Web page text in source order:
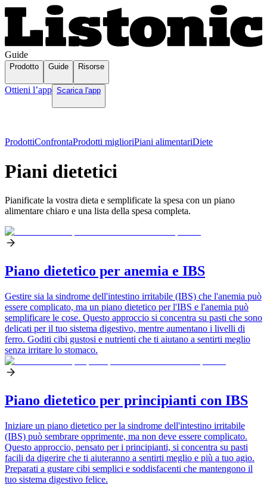
Guide
Prodotto Guide Risorse
Ottieni l’app Scarica l'app
ProdottiConfrontaProdotti miglioriPiani alimentariDiete
Piani dietetici
Pianificate la vostra dieta e semplificate la spesa con un piano
alimentare chiaro e una lista della spesa completa.
Piano dietetico per anemia e IBS
Gestire sia la sindrome dell'intestino irritabile (IBS) che l'anemia può
essere complicato, ma un piano dietetico per l'IBS e l'anemia può
semplificare le cose. Questo approccio si concentra su pasti che sono
delicati per il tuo sistema digestivo, mentre aumentano i livelli di
ferro. Goditi cibi gustosi e nutrienti che ti aiutano a sentirti meglio
senza irritare lo stomaco.
Piano dietetico per principianti con IBS
Iniziare un piano dietetico per la sindrome dell'intestino irritabile
(IBS) può sembrare opprimente, ma non deve essere complicato.
Questo approccio, pensato per i principianti, si concentra su pasti
facili da digerire che ti aiuteranno a sentirti meglio e più a tuo agio.
Preparati a gustare cibi semplici e soddisfacenti che mantengono il
tuo sistema digestivo felice.